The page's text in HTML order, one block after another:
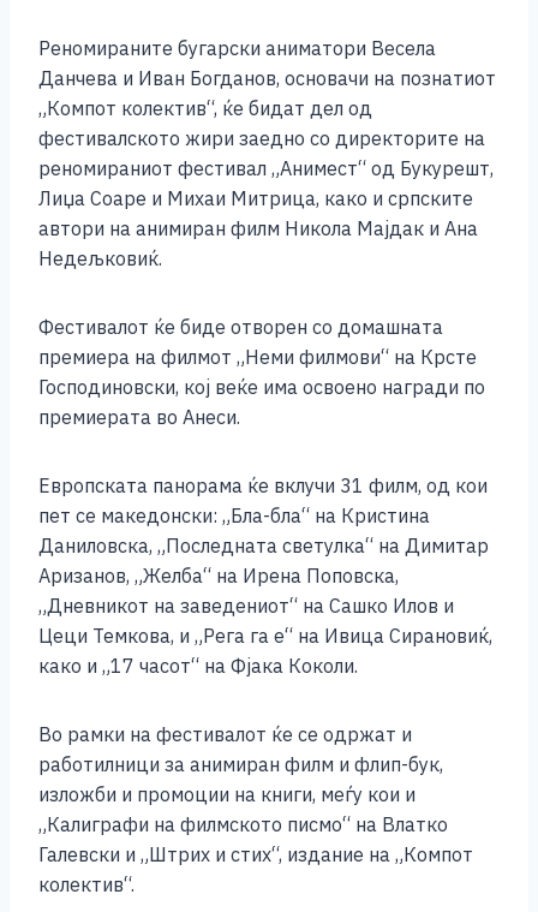
Реномираните бугарски аниматори Весела
Данчева и Иван Богданов, основачи на познатиот
„Компот колектив“, ќе бидат дел од
фестивалското жири заедно со директорите на
реномираниот фестивал „Анимест“ од Букурешт,
Лиџа Соаре и Михаи Митрица, како и српските
автори на анимиран филм Никола Мајдак и Ана
Недељковиќ.
Фестивалот ќе биде отворен со домашната
премиера на филмот „Неми филмови“ на Крсте
Господиновски, кој веќе има освоено награди по
премиерата во Анеси.
Европската панорама ќе вклучи 31 филм, од кои
пет се македонски: „Бла-бла“ на Кристина
Даниловска, „Последната светулка“ на Димитар
Аризанов, „Желба“ на Ирена Поповска,
„Дневникот на заведениот“ на Сашко Илов и
Цеци Темкова, и „Рега га е“ на Ивица Сирановиќ,
како и „17 часот“ на Фјака Коколи.
Во рамки на фестивалот ќе се одржат и
работилници за анимиран филм и флип-бук,
изложби и промоции на книги, меѓу кои и
„Калиграфи на филмското писмо“ на Влатко
Галевски и „Штрих и стих“, издание на „Компот
колектив“.